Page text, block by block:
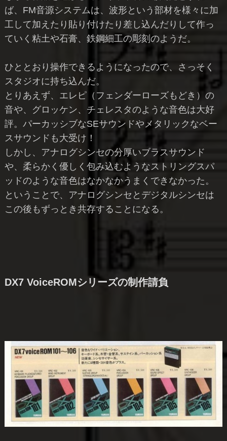
ば、FM音源システムは、波形という部材を様々に加
工して加えたり貼り付けたり差し込んだりして作っ
ていく粘土や石膏、鉄鋼細工の彫刻のようだ。
ひととおり操作できるようになったので、さっそく
スタジオに持ち込んだ。
とりあえず、エレピ（フェンダーローズもどき）の
音や、グロッケン、チェレスタのような音色は大好
評。パーカッシブなSEサウンドやメタリックなベー
スサウンドも大受け！
しかし、アナログシンセの分厚いブラスサウンド
や、柔らかく優しく包み込むようなストリングスパ
ッドのような音色はなかなかうまくできなかった。
ということで、アナログシンセとデジタルシンセは
この後もずっとき共存することになる。
DX7 VoiceROMシリーズの制作請負